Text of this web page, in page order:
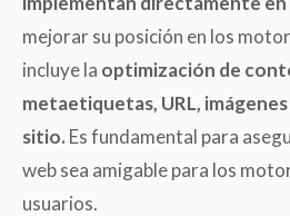
mejorar su posición en los
incluye la optimización de
metaetiquetas, URL,
sitio. Es fundamental para
web sea amigable para los
usuarios.